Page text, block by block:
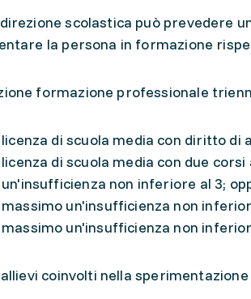
scolastica può prevedere
la persona in formazione
formazione professionale
licenza di scuola media con diritto di
licenza di scuola media con due
un'insufficienza non inferiore al 3;
massimo un'insufficienza non
massimo un'insufficienza non
coinvolti nella